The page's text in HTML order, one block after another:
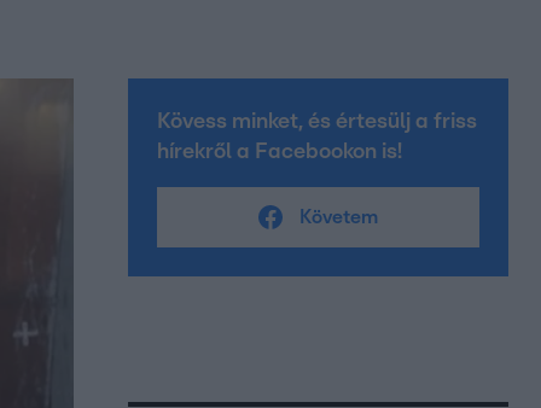
Kövess minket, és értesülj a friss
hírekről a Facebookon is!
Követem